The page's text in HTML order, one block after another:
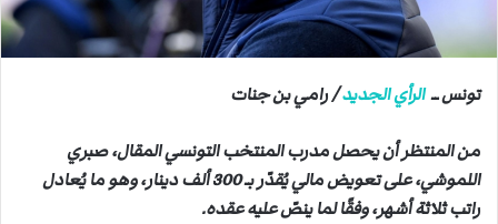
ك
ت
و
ي
تونس ــالرأي الجديد/ رامي بن جنات
من المنتظر أن يحصل مدرب المنتخب التونسي المقال، صبري
اللموشي، على تعويض مالي يُقدّر بـ 300 ألف دينار، وهو ما يُعادل
راتب ثلاثة أشهر، وفقًا لما ينصّ عليه عقده.